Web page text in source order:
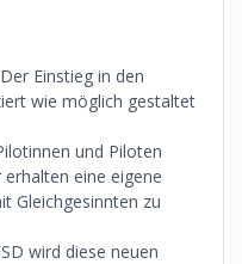
Der Einstieg in den
wie möglich gestaltet
und Piloten
eine eigene
Gleichgesinnten zu
wird diese neuen